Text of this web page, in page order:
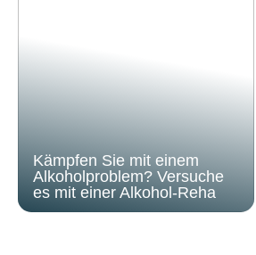
Kämpfen Sie mit einem
Alkoholproblem? Versuche
es mit einer Alkohol-Reha